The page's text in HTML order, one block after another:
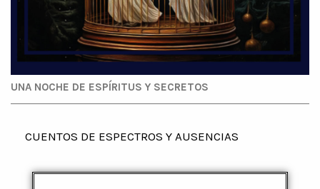
UNA NOCHE DE ESPÍRITUS Y SECRETOS
CUENTOS DE ESPECTROS Y AUSENCIAS